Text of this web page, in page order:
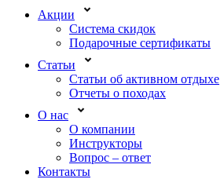
Акции
Система скидок
Подарочные сертификаты
Статьи
Статьи об активном отдыхе
Отчеты о походах
О нас
О компании
Инструкторы
Вопрос – ответ
Контакты